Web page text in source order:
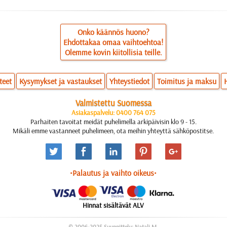
Onko käännös huono?
Ehdottakaa omaa vaihtoehtoa!
Olemme kovin kiitollisia teille.
Kysymykset ja vastaukset Yhteystiedot Toimitus ja maksu
Valmistettu Suomessa
Asiakaspalvelu: 0400 764 075
Parhaiten tavoitat meidät puhelimella arkipäivisin klo 9 - 15.
Mikäli emme vastanneet puhelimeen, ota meihin yhteyttä sähköpostitse.
•Palautus ja vaihto oikeus•
Hinnat sisältävät ALV